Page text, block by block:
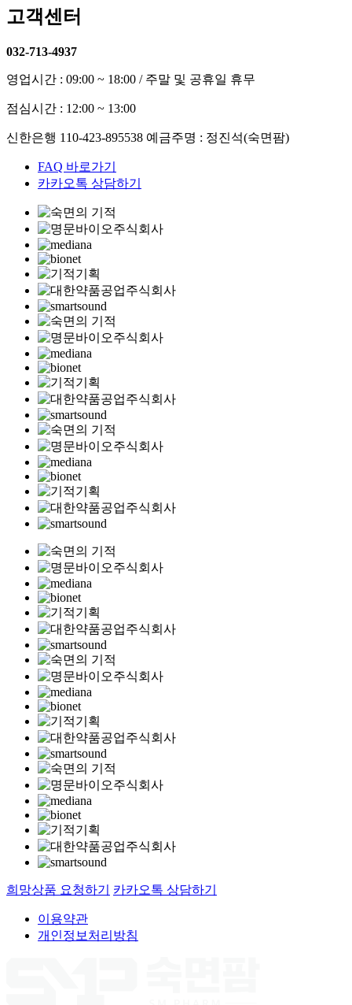
고객센터
032-713-4937
영업시간 : 09:00 ~ 18:00 / 주말 및 공휴일 휴무
점심시간 : 12:00 ~ 13:00
신한은행 110-423-895538 예금주명 : 정진석(숙면팜)
FAQ 바로가기
카카오톡 상담하기
희망상품 요청하기 카카오톡 상담하기
이용약관
개인정보처리방침